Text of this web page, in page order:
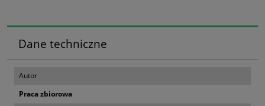
Dane techniczne
Autor
Praca zbiorowa